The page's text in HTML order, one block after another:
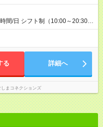
間/日 シフト制（10:00～20:30の
時間は原則なし！ ＜シフト
） 14:00～20:00（実働6時間）
～13:00は在宅可能です。
る 詳細へ
まコネクションズ